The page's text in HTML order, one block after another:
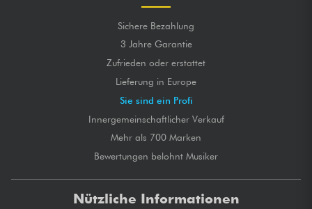
Sichere Bezahlung
3 Jahre Garantie
Zufrieden oder erstattet
Lieferung in Europe
Sie sind ein Profi
Innergemeinschaftlicher Verkauf
Mehr als 700 Marken
Bewertungen belohnt Musiker
Nützliche Informationen